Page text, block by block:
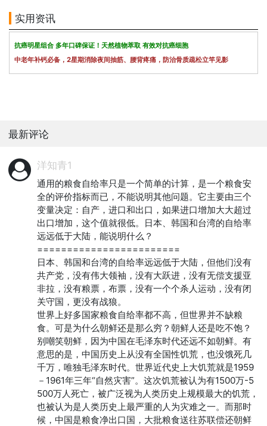
实用资讯
抗癌明星组合 多年口碑保证！天然植物萃取 有效对抗癌细胞
中老年补钙必备，2星期消除夜间抽筋、腰背疼痛，防治骨质疏松立竿见影
最新评论
洋知青1
通用的粮食自给率只是一个简单的计算，是一个粮食安
全的评价指标而已，不能说明其他问题。它主要由三个
变量决定：自产，进口和出口，如果进口增加大大超过
出口增加，这个值就很低。日本、韩国和台湾的自给率
远远低于大陆，能说明什么？
========================
日本、韩国和台湾的自给率远远低于大陆，但他们没有
共产党，没有伟大领袖，没有大跃进，没有无偿支援亚
非拉，没有粮票，布票，没有一个个杀人运动，没有闭
关守国，更没有战狼。
世界上好多国家粮食自给率都不高，但世界并不缺粮
食。可是为什么朝鲜还是那么穷？朝鲜人还是吃不饱？
别嘲笑朝鲜，因为中国在毛泽东时代还远不如朝鲜。有
意思的是，中国历史上从没有全国性饥荒，也没饿死几
千万，唯独毛泽东时代。世界近代史上大饥荒就是1959
－1961年三年“自然灾害”。这次饥荒被认为有1500万-5
500万人死亡，被广泛视为人类历史上规模最大的饥荒，
也被认为是人类历史上最严重的人为灾难之一。而那时
候，中国是粮食净出口国，大批粮食送往苏联偿还朝鲜